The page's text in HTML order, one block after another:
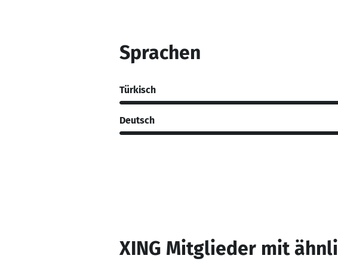
Sprachen
Türkisch
Deutsch
XING Mitglieder mit